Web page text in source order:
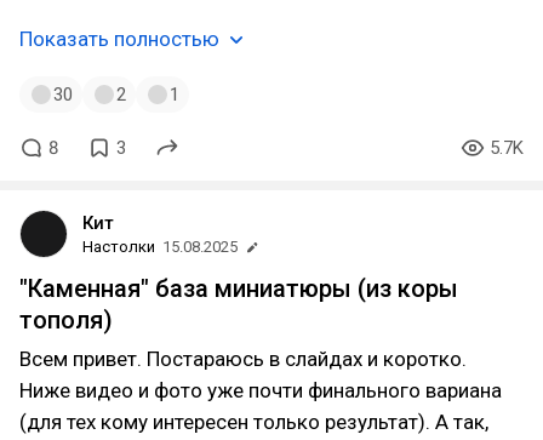
Показать полностью
30 2 1
8 3 5.7K
Кит
Настолки 15.08.2025
"Каменная" база миниатюры (из коры
тополя)
Всем привет. Постараюсь в слайдах и коротко.
Ниже видео и фото уже почти финального вариана
(для тех кому интересен только результат). А так,